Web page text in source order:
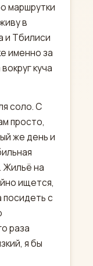
маршрутки
в
и Тбилиси
именно за
куча
соло. С
просто,
же день и
Жильё на
ищется,
с
раза
я бы